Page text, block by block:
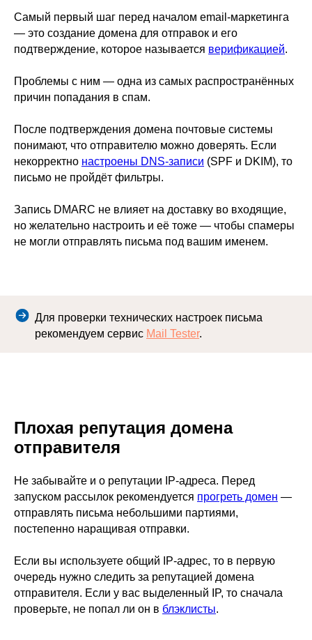
Самый первый шаг перед началом email-маркетинга
— это создание домена для отправок и его
подтверждение, которое называется верификацией.
Проблемы с ним — одна из самых распространённых
причин попадания в спам.
После подтверждения домена почтовые системы
понимают, что отправителю можно доверять. Если
некорректно настроены DNS-записи (SPF и DKIM), то
письмо не пройдёт фильтры.
Запись DMARC не влияет на доставку во входящие,
но желательно настроить и её тоже — чтобы спамеры
не могли отправлять письма под вашим именем.
Для проверки технических настроек письма
рекомендуем сервис Mail Tester.
Плохая репутация домена
отправителя
Не забывайте и о репутации IP-адреса. Перед
запуском рассылок рекомендуется прогреть домен —
отправлять письма небольшими партиями,
постепенно наращивая отправки.
Если вы используете общий IP-адрес, то в первую
очередь нужно следить за репутацией домена
отправителя. Если у вас выделенный IP, то сначала
проверьте, не попал ли он в блэклисты.